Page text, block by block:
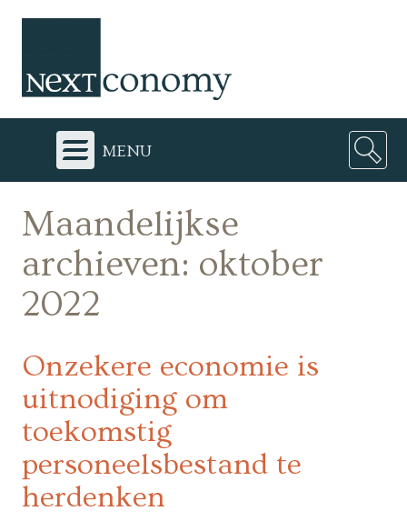
menu
Maandelijkse
archieven: oktober
2022
Onzekere economie is
uitnodiging om
toekomstig
personeelsbestand te
herdenken